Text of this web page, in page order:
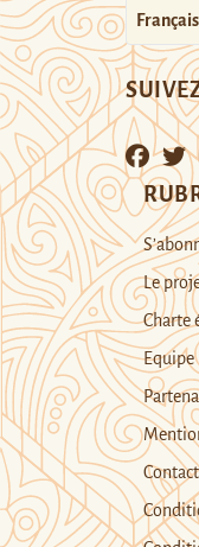
Français
Le
Charte
Equipe
Contact